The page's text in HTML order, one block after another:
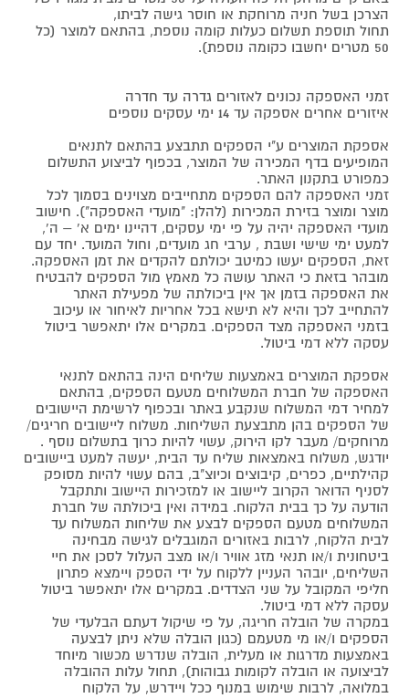
הצרכן בשל חניה מרוחקת או חוסר גישה לביתו,
תחול תוספת תשלום כעלות קומה נוספת, בהתאם למוצר (כל
50 מטרים יחשבו כקומה נוספת).
זמני האספקה נכונים לאזורים גדרה עד חדרה
איזורים אחרים אספקה עד 14 ימי עסקים נוספים
אספקת המוצרים ע"י הספקים תתבצע בהתאם לתנאים
המופיעים בדף המכירה של המוצר, בכפוף לביצוע התשלום
כמפורט בתקנון האתר.
זמני האספקה להם הספקים מתחייבים מצוינים בסמוך לכל
מוצר ומוצר בזירת המכירות (להלן: "מועדי האספקה"). חישוב
מועדי האספקה יהיה על פי ימי עסקים, דהיינו ימים א' – ה',
למעט ימי שישי ושבת , ערבי חג מועדים, וחול המועד. יחד עם
זאת, הספקים יעשו כמיטב יכולתם להקדים את זמן האספקה.
מובהר בזאת כי האתר עושה כל מאמץ מול הספקים להבטיח
את האספקה בזמן אך אין ביכולתה של מפעילת האתר
להתחייב לכך והיא לא תישא בכל אחריות לאיחור או עיכוב
בזמני האספקה מצד הספקים. במקרים אלו יתאפשר ביטול
עסקה ללא דמי ביטול.
אספקת המוצרים באמצעות שליחים הינה בהתאם לתנאי
האספקה של חברת המשלוחים מטעם הספקים, בהתאם
למחיר דמי המשלוח שנקבע באתר ובכפוף לרשימת היישובים
של הספקים בהן מתבצעת השליחות. משלוח ליישובים חריגים/
מרוחקים/ מעבר לקו הירוק, עשוי להיות כרוך בתשלום נוסף .
יודגש, משלוח באמצאות שליח עד הבית, יעשה למעט ביישובים
קהילתיים, כפרים, קיבוצים וכיוצ"ב, בהם עשוי להיות מסופק
לסניף הדואר הקרוב ליישוב או למזכירות היישוב ותתקבל
הודעה על כך בבית הלקוח. במידה ואין ביכולתה של חברת
המשלוחים מטעם הספקים לבצע את שליחות המשלוח עד
לבית הלקוח, לרבות באזורים המוגבלים לגישה מבחינה
ביטחונית ו/או תנאי מזג אוויר ו/או מצב העלול לסכן את חיי
השליחים, יובהר העניין ללקוח על ידי הספק ויימצא פתרון
חליפי המקובל על שני הצדדים. במקרים אלו יתאפשר ביטול
עסקה ללא דמי ביטול.
במקרה של הובלה חריגה, על פי שיקול דעתם הבלעדי של
הספקים ו/או מי מטעמם (כגון הובלה שלא ניתן לבצעה
באמצעות מדרגות או מעלית, הובלה שנדרש מכשור מיוחד
לביצועה או הובלה לקומות גבוהות), תחול עלות ההובלה
במלואה, לרבות שימוש במנוף ככל ויידרש, על הלקוח